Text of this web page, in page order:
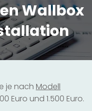
Wallbox
je nach Modell
Euro und 1.500 Euro.